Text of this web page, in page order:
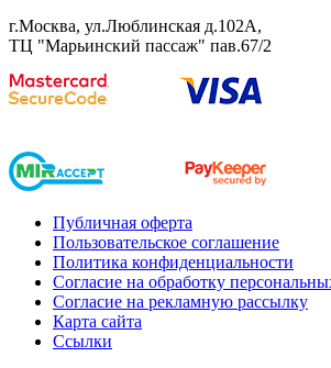
г.Москва, ул.Люблинская д.102А,
ТЦ "Марьинский пассаж" пав.67/2
Публичная оферта
Пользовательское соглашение
Политика конфиденциальности
Согласие на обработку
Согласие на рекламную рассылку
Карта сайта
Ссылки